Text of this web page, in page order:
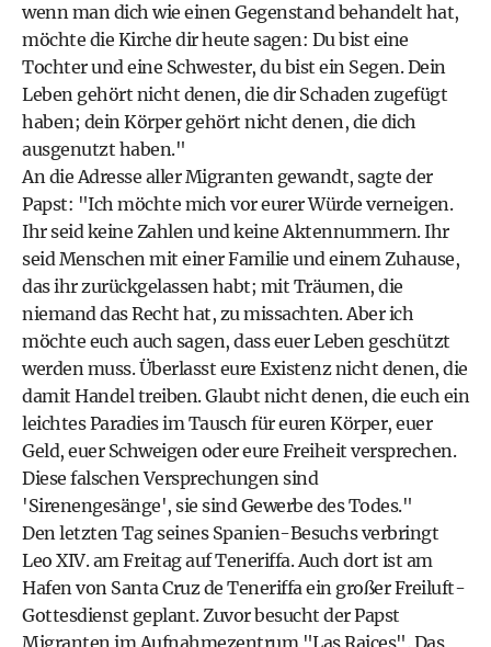
wenn man dich wie einen Gegenstand behandelt hat,
möchte die Kirche dir heute sagen: Du bist eine
Tochter und eine Schwester, du bist ein Segen. Dein
Leben gehört nicht denen, die dir Schaden zugefügt
haben; dein Körper gehört nicht denen, die dich
ausgenutzt haben."
An die Adresse aller Migranten gewandt, sagte der
Papst: "Ich möchte mich vor eurer Würde verneigen.
Ihr seid keine Zahlen und keine Aktennummern. Ihr
seid Menschen mit einer Familie und einem Zuhause,
das ihr zurückgelassen habt; mit Träumen, die
niemand das Recht hat, zu missachten. Aber ich
möchte euch auch sagen, dass euer Leben geschützt
werden muss. Überlasst eure Existenz nicht denen, die
damit Handel treiben. Glaubt nicht denen, die euch ein
leichtes Paradies im Tausch für euren Körper, euer
Geld, euer Schweigen oder eure Freiheit versprechen.
Diese falschen Versprechungen sind
'Sirenengesänge', sie sind Gewerbe des Todes."
Den letzten Tag seines Spanien-Besuchs verbringt
Leo XIV. am Freitag auf Teneriffa. Auch dort ist am
Hafen von Santa Cruz de Teneriffa ein großer Freiluft-
Gottesdienst geplant. Zuvor besucht der Papst
Migranten im Aufnahmezentrum "Las Raices". Das